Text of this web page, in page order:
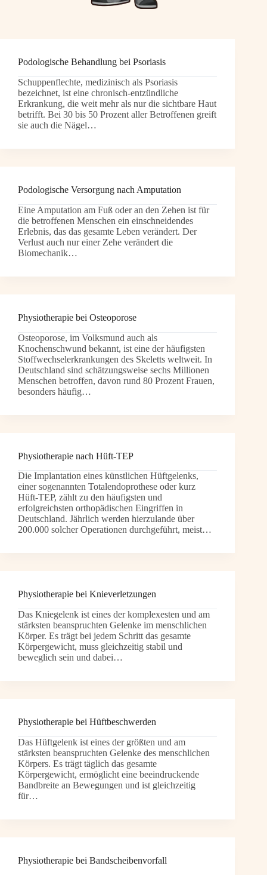
Podologische Behandlung bei Psoriasis
Schuppenflechte, medizinisch als Psoriasis
bezeichnet, ist eine chronisch-entzündliche
Erkrankung, die weit mehr als nur die sichtbare Haut
betrifft. Bei 30 bis 50 Prozent aller Betroffenen greift
sie auch die Nägel…
Podologische Versorgung nach Amputation
Eine Amputation am Fuß oder an den Zehen ist für
die betroffenen Menschen ein einschneidendes
Erlebnis, das das gesamte Leben verändert. Der
Verlust auch nur einer Zehe verändert die
Biomechanik…
Physiotherapie bei Osteoporose
Osteoporose, im Volksmund auch als
Knochenschwund bekannt, ist eine der häufigsten
Stoffwechselerkrankungen des Skeletts weltweit. In
Deutschland sind schätzungsweise sechs Millionen
Menschen betroffen, davon rund 80 Prozent Frauen,
besonders häufig…
Physiotherapie nach Hüft-TEP
Die Implantation eines künstlichen Hüftgelenks,
einer sogenannten Totalendoprothese oder kurz
Hüft-TEP, zählt zu den häufigsten und
erfolgreichsten orthopädischen Eingriffen in
Deutschland. Jährlich werden hierzulande über
200.000 solcher Operationen durchgeführt, meist…
Physiotherapie bei Knieverletzungen
Das Kniegelenk ist eines der komplexesten und am
stärksten beanspruchten Gelenke im menschlichen
Körper. Es trägt bei jedem Schritt das gesamte
Körpergewicht, muss gleichzeitig stabil und
beweglich sein und dabei…
Physiotherapie bei Hüftbeschwerden
Das Hüftgelenk ist eines der größten und am
stärksten beanspruchten Gelenke des menschlichen
Körpers. Es trägt täglich das gesamte
Körpergewicht, ermöglicht eine beeindruckende
Bandbreite an Bewegungen und ist gleichzeitig
für…
Physiotherapie bei Bandscheibenvorfall